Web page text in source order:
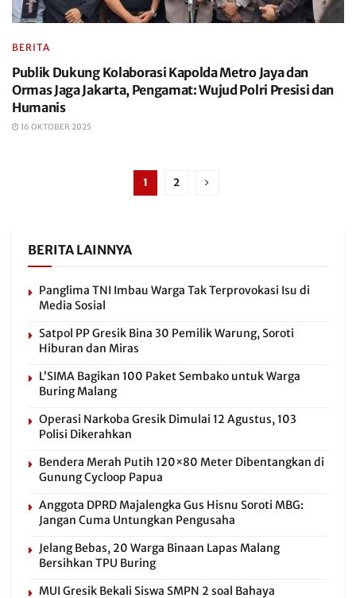
BERITA
Publik Dukung Kolaborasi Kapolda Metro Jaya dan
Ormas Jaga Jakarta, Pengamat: Wujud Polri Presisi dan
Humanis
16 OKTOBER 2025
1 2
BERITA LAINNYA
Panglima TNI Imbau Warga Tak Terprovokasi Isu di
Media Sosial
Satpol PP Gresik Bina 30 Pemilik Warung, Soroti
Hiburan dan Miras
L’SIMA Bagikan 100 Paket Sembako untuk Warga
Buring Malang
Operasi Narkoba Gresik Dimulai 12 Agustus, 103
Polisi Dikerahkan
Bendera Merah Putih 120×80 Meter Dibentangkan di
Gunung Cycloop Papua
Anggota DPRD Majalengka Gus Hisnu Soroti MBG:
Jangan Cuma Untungkan Pengusaha
Jelang Bebas, 20 Warga Binaan Lapas Malang
Bersihkan TPU Buring
MUI Gresik Bekali Siswa SMPN 2 soal Bahaya